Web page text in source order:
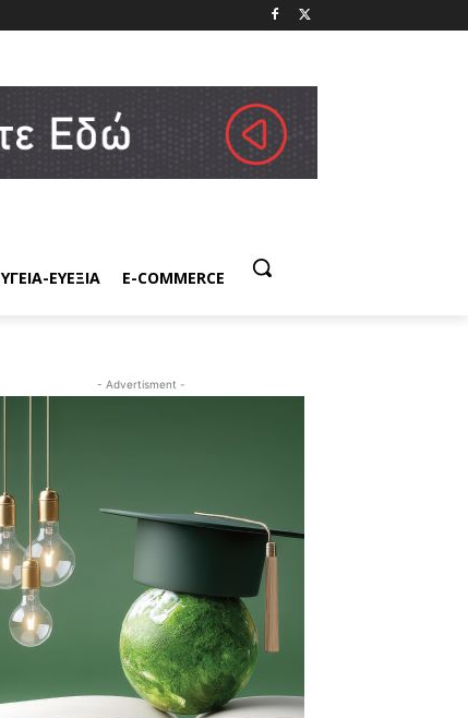
ΥΓΕΙΑ-ΕΥΕΞΙΑ E-COMMERCE
- Advertisment -